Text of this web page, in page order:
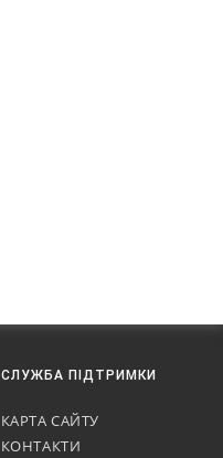
СЛУЖБА ПІДТРИМКИ
КАРТА САЙТУ
КОНТАКТИ